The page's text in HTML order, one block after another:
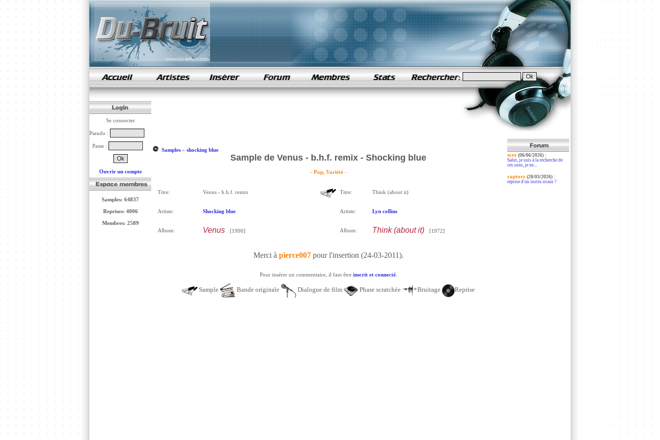
samples de rap
Se connecter
Pseudo :
Passe :
Ouvrir un compte
Samples: 64837
Reprises: 4006
Membres: 2589
Samples» shocking blue
Sample de Venus - b.h.f. remix - Shocking blue
- Pop, Variété -
Titre: Venus - b.h.f. remix
Artiste: Shocking blue
Album: Venus [1990]
Titre: Think (about it)
Artiste: Lyn collins
Album: Think (about it) [1972]
Merci à pierce007pour l'insertion (24-03-2011).
Pour insérer un commentaire, il faut être inscrit et connecté.
Sample Bande originale Dialogue de film Phase scratchée Bruitage Reprise
scez (06/06/2026):
Salut, je suis à la recherche de
ces sons, je ne...
raptorz (28/03/2026):
reprise d'un instru ricain ?